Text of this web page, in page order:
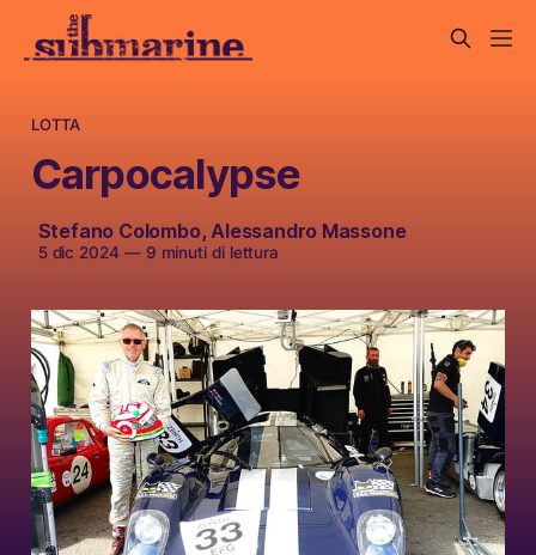
LOTTA
Carpocalypse
Stefano Colombo,Alessandro Massone
5 dic 2024 —9 minuti di lettura